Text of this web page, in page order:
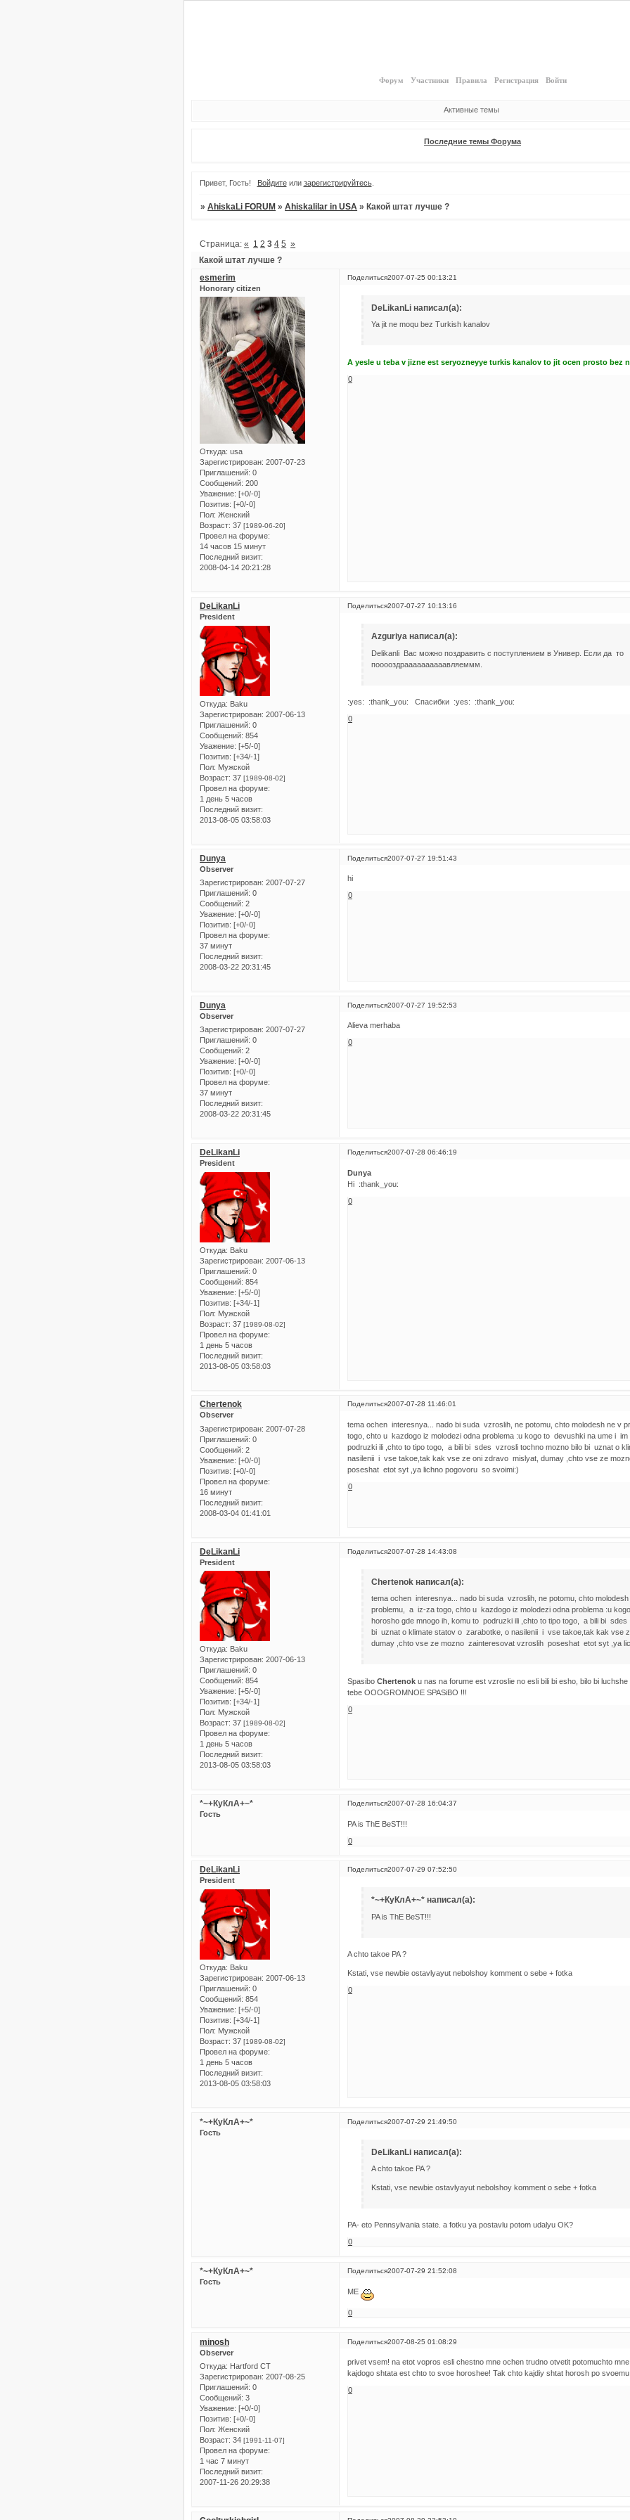
Форум Участники Правила Регистрация Войти
Активные темы
Последние темы Форума
Привет, Гость! Войдитеили зарегистрируйтесь.
»AhiskaLi FORUM »Ahiskalilar in USA »Какой штат лучше ?
Какой штат лучше ?
Страница:« 1 2 3 4 5 »
Поделиться2007-07-25 00:13:21
esmerim
Honorary citizen
Откуда: usa
Зарегистрирован: 2007-07-23
Приглашений: 0
Сообщений: 200
Уважение: [+0/-0]
Позитив: [+0/-0]
Пол: Женский
Возраст: 37 [1989-06-20]
Провел на форуме:
14 часов 15 минут
Последний визит:
2008-04-14 20:21:28
DeLikanLi написал(а):
Ya jit ne moqu bez Turkish kanalov
A yesle u teba v jizne est seryozneyye turkis kanalov to jit ocen prosto bez
0
Поделиться2007-07-27 10:13:16
DeLikanLi
President
Откуда: Baku
Зарегистрирован: 2007-06-13
Приглашений: 0
Сообщений: 854
Уважение: [+5/-0]
Позитив: [+34/-1]
Пол: Мужской
Возраст: 37 [1989-08-02]
Провел на форуме:
1 день 5 часов
Последний визит:
2013-08-05 03:58:03
Azguriya написал(а):
Delikanli Вас можно поздравить с поступлением в Универ. Если да то
пооооздраааааааааавляеммм.
:yes: :thank_you: Спасибки :yes: :thank_you:
0
Поделиться2007-07-27 19:51:43
Dunya
Observer
Зарегистрирован: 2007-07-27
Приглашений: 0
Сообщений: 2
Уважение: [+0/-0]
Позитив: [+0/-0]
Провел на форуме:
37 минут
Последний визит:
2008-03-22 20:31:45
hi
0
Поделиться2007-07-27 19:52:53
Dunya
Observer
Зарегистрирован: 2007-07-27
Приглашений: 0
Сообщений: 2
Уважение: [+0/-0]
Позитив: [+0/-0]
Провел на форуме:
37 минут
Последний визит:
2008-03-22 20:31:45
Alieva merhaba
0
Поделиться2007-07-28 06:46:19
DeLikanLi
President
Откуда: Baku
Зарегистрирован: 2007-06-13
Приглашений: 0
Сообщений: 854
Уважение: [+5/-0]
Позитив: [+34/-1]
Пол: Мужской
Возраст: 37 [1989-08-02]
Провел на форуме:
1 день 5 часов
Последний визит:
2013-08-05 03:58:03
Dunya
Hi :thank_you:
0
Поделиться2007-07-28 11:46:01
Chertenok
Observer
Зарегистрирован: 2007-07-28
Приглашений: 0
Сообщений: 2
Уважение: [+0/-0]
Позитив: [+0/-0]
Провел на форуме:
16 минут
Последний визит:
2008-03-04 01:41:01
tema ochen interesnya... nado bi suda vzroslih, ne potomu, chto molodesh ne v
togo, chto u kazdogo iz molodezi odna problema :u kogo to devushki na ume i
podruzki ili ,chto to tipo togo, a bili bi sdes vzrosli tochno mozno bilo bi uznat o
nasilenii i vse takoe,tak kak vse ze oni zdravo mislyat, dumay ,chto vse ze
poseshat etot syt ,ya lichno pogovoru so svoimi:)
0
Поделиться2007-07-28 14:43:08
DeLikanLi
President
Откуда: Baku
Зарегистрирован: 2007-06-13
Приглашений: 0
Сообщений: 854
Уважение: [+5/-0]
Позитив: [+34/-1]
Пол: Мужской
Возраст: 37 [1989-08-02]
Провел на форуме:
1 день 5 часов
Последний визит:
2013-08-05 03:58:03
Chertenok написал(а):
tema ochen interesnya... nado bi suda vzroslih, ne potomu, chto
problemu, a iz-za togo, chto u kazdogo iz molodezi odna problema :u
horosho gde mnogo ih, komu to podruzki ili ,chto to tipo togo, a bili bi
bi uznat o klimate statov o zarabotke, o nasilenii i vse takoe,tak kak vse
dumay ,chto vse ze mozno zainteresovat vzroslih poseshat etot syt ,ya
SpasiboChertenok u nas na forume est vzroslie no esli bili bi esho, bilo bi
tebe OOOGROMNOE SPASiBO !!!
0
Поделиться2007-07-28 16:04:37
*~+КуКлА+~*
Гость
PA is ThE BeST!!!
0
Поделиться2007-07-29 07:52:50
DeLikanLi
President
Откуда: Baku
Зарегистрирован: 2007-06-13
Приглашений: 0
Сообщений: 854
Уважение: [+5/-0]
Позитив: [+34/-1]
Пол: Мужской
Возраст: 37 [1989-08-02]
Провел на форуме:
1 день 5 часов
Последний визит:
2013-08-05 03:58:03
*~+КуКлА+~* написал(а):
PA is ThE BeST!!!
A chto takoe PA ?
Kstati, vse newbie ostavlyayut nebolshoy komment o sebe + fotka
0
Поделиться2007-07-29 21:49:50
*~+КуКлА+~*
Гость
DeLikanLi написал(а):
A chto takoe PA ?
Kstati, vse newbie ostavlyayut nebolshoy komment o sebe + fotka
PA- eto Pennsylvania state. a fotku ya postavlu potom udalyu OK?
0
Поделиться2007-07-29 21:52:08
*~+КуКлА+~*
Гость
ME
0
Поделиться2007-08-25 01:08:29
minosh
Observer
Откуда: Hartford CT
Зарегистрирован: 2007-08-25
Приглашений: 0
Сообщений: 3
Уважение: [+0/-0]
Позитив: [+0/-0]
Пол: Женский
Возраст: 34 [1991-11-07]
Провел на форуме:
1 час 7 минут
Последний визит:
2007-11-26 20:29:38
privet vsem! na etot vopros esli chestno mne ochen trudno otvetit potomuchto
kajdogo shtata est chto to svoe horoshee! Tak chto kajdiy shtat horosh po
0